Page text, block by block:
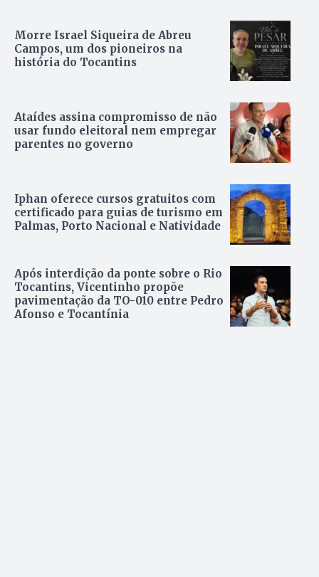
Morre Israel Siqueira de Abreu
Campos, um dos pioneiros na
história do Tocantins
Ataídes assina compromisso de não
usar fundo eleitoral nem empregar
parentes no governo
Iphan oferece cursos gratuitos com
certificado para guias de turismo em
Palmas, Porto Nacional e Natividade
Após interdição da ponte sobre o Rio
Tocantins, Vicentinho propõe
pavimentação da TO-010 entre Pedro
Afonso e Tocantínia